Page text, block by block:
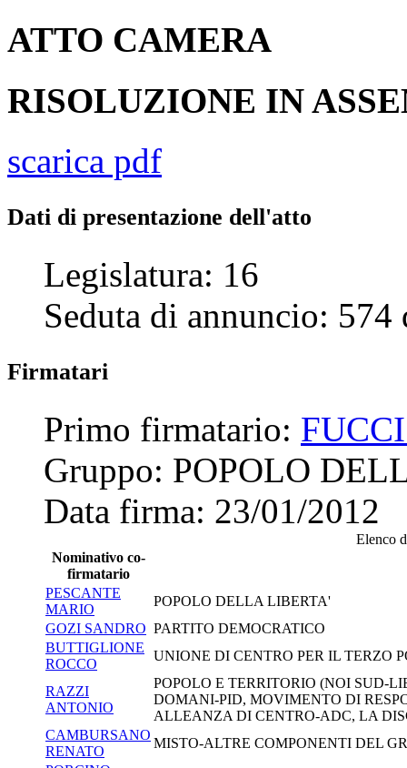
ATTO CAMERA
RISOLUZIONE IN
scarica pdf
Dati di presentazione dell'atto
Legislatura: 16
Seduta di annuncio: 574
Firmatari
Primo firmatario:
Gruppo: POPOLO
Data firma: 23/01/2012
Elenco
Nominativo co-
firmatario
PESCANTE
MARIO
POPOLO DELLA LIBERTA'
GOZI SANDRO PARTITO DEMOCRATICO
BUTTIGLIONE
ROCCO
UNIONE DI CENTRO PER IL TERZO
RAZZI
ANTONIO
POPOLO E TERRITORIO (NOI SUD-
DOMANI-PID, MOVIMENTO DI
ALLEANZA DI CENTRO-ADC, LA
CAMBURSANO
RENATO
MISTO-ALTRE COMPONENTI DEL